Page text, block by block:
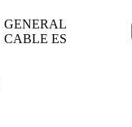
GENERAL
CABLE ES